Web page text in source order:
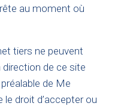
au moment où
tiers ne peuvent
direction de ce site
de Me
le droit d’accepter ou